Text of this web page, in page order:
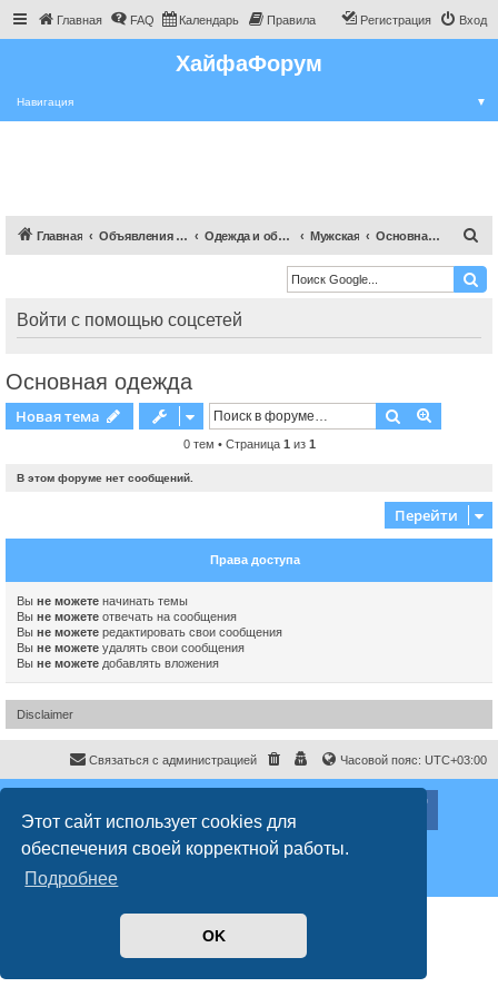
Этот сайт использует cookies для
обеспечения своей корректной работы.
Подробнее
OK
Главная FAQ Календарь Правила Вход
Регистрация
ХайфаФорум
Навигация ▼
Главная Объявления Хайфы и крайот Одежда и обувь Мужская Основная одежда
и
к
Войти с помощью соцсетей
Основная одежда
Новая тема Поиск
0 тем • Страница 1 из 1
В этом форуме нет сообщений.
Перейти
Права доступа
Вы не можете начинать темы
Вы не можете отвечать на сообщения
Вы не можете редактировать свои сообщения
Вы не можете удалять свои сообщения
Вы не можете добавлять вложения
Disclaimer
Часовой пояс: UTC+03:00
Связаться с администрацией
Создано на основеphpBB® Forum Software © phpBB Limited
Русская поддержка phpBB
Конфиденциальность